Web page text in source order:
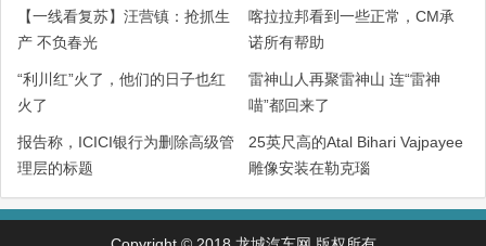
【一线看复苏】汪营镇：抢抓生
产 不负春光
喀拉拉邦看到一些正常，CM承
诺所有帮助
“利川红”火了，他们的日子也红
火了
雷神山人再聚雷神山 连“雷神
喵”都回来了
报告称，ICICI银行为删除高级管
理层的标题
25英尺高的Atal Bihari Vajpayee
雕像安装在勒克瑙